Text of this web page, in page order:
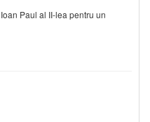
Paul al II-lea pentru un